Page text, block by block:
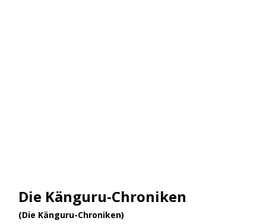
Die Känguru-Chroniken
(Die Känguru-Chroniken)